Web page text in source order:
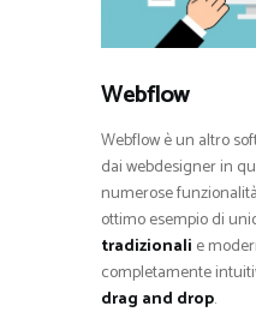
Webflow
Webflow è un altro
dai webdesigner in
numerose
ottimo esempio di
tradizionali e
completamente
drag and drop.